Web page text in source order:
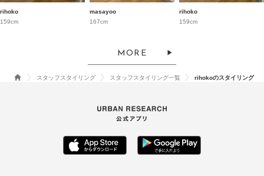
rihoko
159cm
masayoo
167cm
rihoko
159cm
MORE
スタッフスタイリング スタッフスタイリング一覧 rihokoのスタイリング